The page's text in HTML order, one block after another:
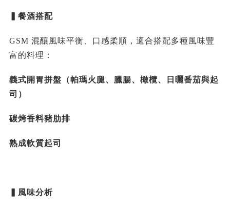
▍餐酒搭配
GSM 混釀風味平衡、口感柔順，適合搭配多種風味豐
富的料理：
義式開胃拼盤（帕瑪火腿、臘腸、橄欖、日曬番茄與起
司）
碳烤香料豬肋排
熟成軟質起司
▍風味分析